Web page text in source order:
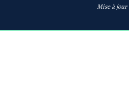
Mise à jour